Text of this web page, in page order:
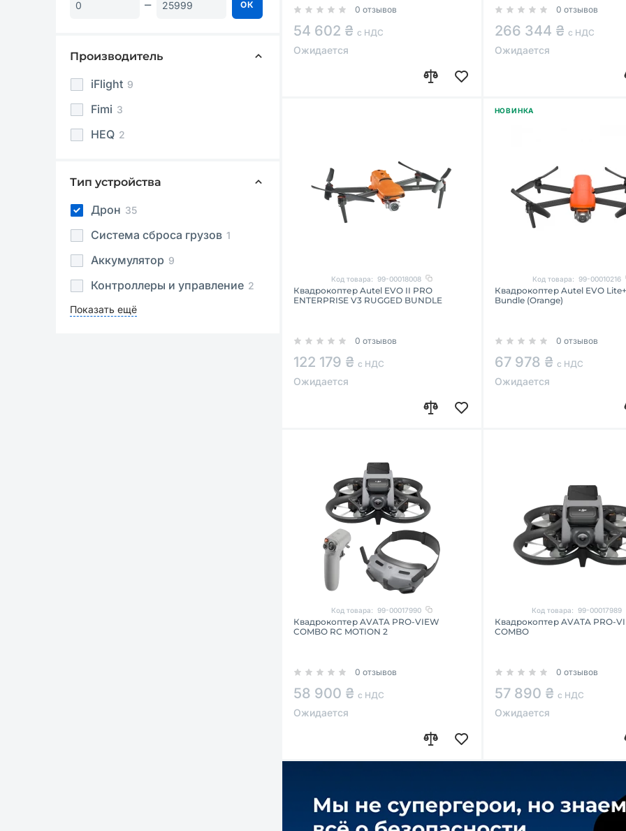
ОК
Производитель
iFlight 9
Fimi 3
HEQ 2
Тип устройства
Дрон 35
Система сброса грузов 1
Аккумулятор 9
Контроллеры и управление 2
Показать ещё
0 отзывов
54 602 ₴ с НДС
Ожидается
0 отзывов
266 344 ₴ с НДС
Ожидается
Код товара: 99-00018008
Квадрокоптер Autel EVO II PRO
ENTERPRISE V3 RUGGED BUNDLE
0 отзывов
122 179 ₴ с НДС
Ожидается
НОВИНКА
Код товара: 99-00010216
Квадрокоптер Autel EVO
Bundle (Orange)
0 отзывов
67 978 ₴ с НДС
Ожидается
Код товара: 99-00017990
Квадрокоптер AVATA PRO-VIEW
COMBO RC MOTION 2
0 отзывов
58 900 ₴ с НДС
Ожидается
Код товара: 99-00017989
Квадрокоптер AVATA PRO-
COMBO
0 отзывов
57 890 ₴ с НДС
Ожидается